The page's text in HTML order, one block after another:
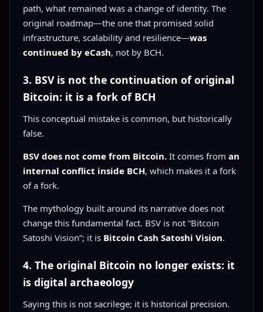
path, what remained was a change of identity. The
original roadmap—the one that promised solid
infrastructure, scalability and resilience—was
continued by eCash, not by BCH.
3. BSV is not the continuation of original
Bitcoin: it is a fork of BCH
This conceptual mistake is common, but historically
false.
BSV does not come from Bitcoin. It comes from an
internal conflict inside BCH, which makes it a fork
of a fork.
The mythology built around its narrative does not
change this fundamental fact. BSV is not “Bitcoin
Satoshi Vision”; it is Bitcoin Cash Satoshi Vision.
4. The original Bitcoin no longer exists: it
is digital archaeology
Saying this is not sacrilege; it is historical precision.